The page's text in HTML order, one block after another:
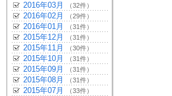
2016年03月 （32件）
2016年02月 （29件）
2016年01月 （31件）
2015年12月 （31件）
2015年11月 （30件）
2015年10月 （31件）
2015年09月 （31件）
2015年08月 （31件）
2015年07月 （33件）